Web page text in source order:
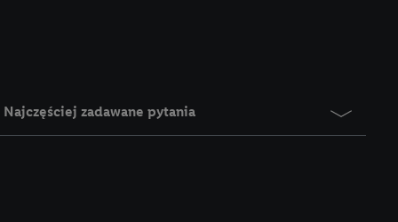
Najczęściej zadawane pytania
jednym z wyżej
możemy
rozpoznać
W tym celu
adres e-
adresu IP. Jeśli
użyciu adresu IP i